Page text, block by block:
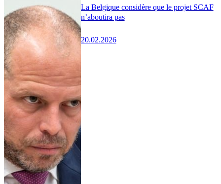
La Belgique considère que le projet SCAF
n’aboutira pas
20.02.2026